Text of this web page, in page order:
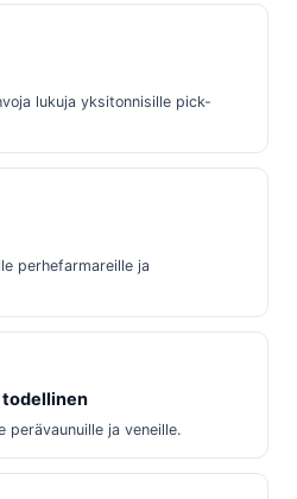
lukuja yksitonnisille pick-
perhefarmareille ja
todellinen
perävaunuille ja veneille.